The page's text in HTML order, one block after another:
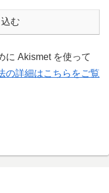
む
に Akismet を使って
の詳細はこちらをご覧